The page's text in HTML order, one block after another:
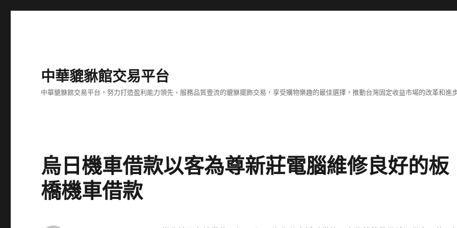
中華貔貅館交易平台
中華貔貅館交易平台，努力打造盈利能力領先、服務品質壹流的貔貅擺飾交易，享受購物樂趣的最佳選擇，推動台灣固定收益市場的改革和進
烏日機車借款以客為尊新莊電腦維修良好的板
橋機車借款